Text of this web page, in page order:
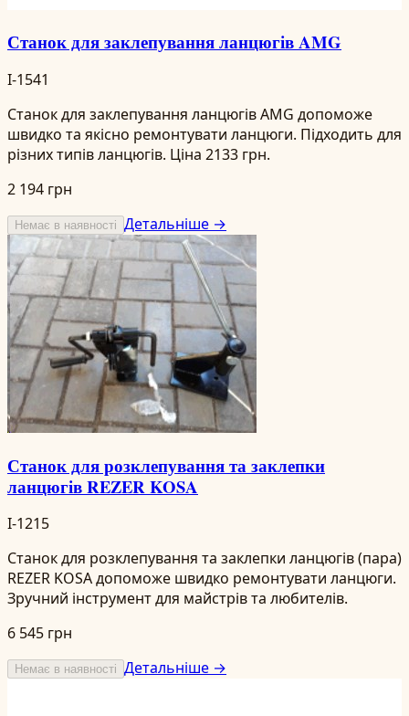
Станок для заклепування ланцюгів AMG
I-1541
Станок для заклепування ланцюгів AMG допоможе
швидко та якісно ремонтувати ланцюги. Підходить для
різних типів ланцюгів. Ціна 2133 грн.
2 194 грн
Немає в наявності Детальніше →
Станок для розклепування та заклепки
ланцюгів REZER KOSA
I-1215
Станок для розклепування та заклепки ланцюгів (пара)
REZER KOSA допоможе швидко ремонтувати ланцюги.
Зручний інструмент для майстрів та любителів.
6 545 грн
Немає в наявності Детальніше →